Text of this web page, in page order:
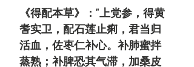
《得配本草》："上党参，得黄
耆实卫，配石莲止痢，君当归
活血，佐枣仁补心。补肺蜜拌
蒸熟；补脾恐其气滞，加桑皮